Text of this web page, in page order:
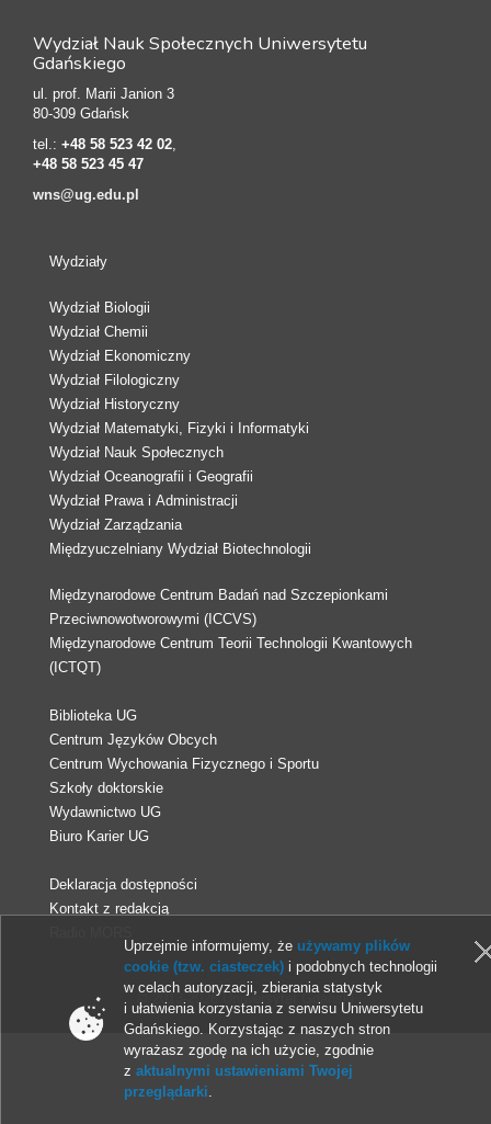
Wydział Nauk Społecznych Uniwersytetu
Gdańskiego
ul. prof. Marii Janion 3
80-309 Gdańsk
tel.: +48 58 523 42 02,
+48 58 523 45 47
wns@ug.edu.pl
Wydziały
Wydział Biologii
Wydział Chemii
Wydział Ekonomiczny
Wydział Filologiczny
Wydział Historyczny
Wydział Matematyki, Fizyki i Informatyki
Wydział Nauk Społecznych
Wydział Oceanografii i Geografii
Wydział Prawa i Administracji
Wydział Zarządzania
Międzyuczelniany Wydział Biotechnologii
Międzynarodowe Centrum Badań nad Szczepionkami
Przeciwnowotworowymi (ICCVS)
Międzynarodowe Centrum Teorii Technologii Kwantowych
(ICTQT)
Biblioteka UG
Centrum Języków Obcych
Centrum Wychowania Fizycznego i Sportu
Szkoły doktorskie
Wydawnictwo UG
Biuro Karier UG
Deklaracja dostępności
Kontakt z redakcją
© 2013-2026 Uniwersytet Gdański
Uprzejmie informujemy, że używamy plików
cookie (tzw. ciasteczek) i podobnych technologii
w celach autoryzacji, zbierania statystyk
i ułatwienia korzystania z serwisu Uniwersytetu
Gdańskiego. Korzystając z naszych stron
wyrażasz zgodę na ich użycie, zgodnie
zaktualnymi ustawieniami Twojej
przeglądarki.